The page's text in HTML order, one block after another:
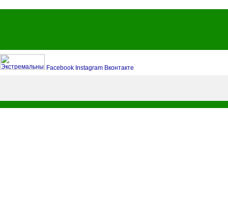
Facebook Instagram Вконтакте